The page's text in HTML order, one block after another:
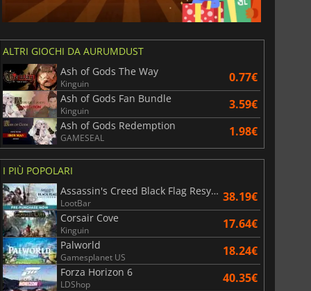
6.75€ 15.86
ALTRI GIOCHI DA AURUMDUST
Ash of Gods The Way
Kinguin 0.77€
Ash of Gods Fan Bundle
Kinguin 3.59€
Ash of Gods Redemption
GAMESEAL 1.98€
I PIÙ POPOLARI
Assassin's Creed Black Flag Resynced
LootBar 38.19€
Corsair Cove
Kinguin 17.64€
Palworld
Gamesplanet US 18.24€
Forza Horizon 6
LDShop 40.35€